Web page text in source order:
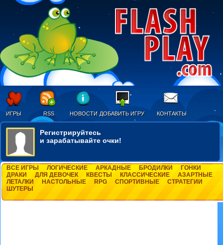
ИГРЫ RSS НОВОСТИ ДОБАВИТЬ ИГРУ КОНТАКТЫ
Регистрируйтесь
и зарабатывайте очки!
ВСЕ ИГРЫ ЛОГИЧЕСКИЕ АРКАДНЫЕ БРОДИЛКИ
ГОНКИ
ДРАКИ
ДЛЯ ДЕВОЧЕК КВЕСТЫ КЛАССИЧЕСКИЕ
АЗАРТНЫЕ
ЛЕТАЛКИ
НАСТОЛЬНЫЕ RPG СПОРТИВНЫЕ
СТРАТЕГИИ
ШУТЕРЫ